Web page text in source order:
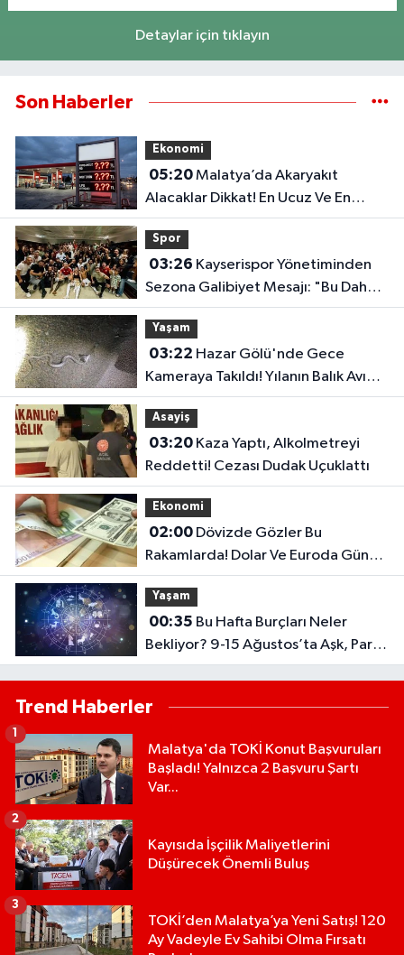
Detaylar için tıklayın
Son Haberler
Ekonomi
05:20Malatya’da Akaryakıt
Alacaklar Dikkat! En Ucuz Ve En
Pahalı İlçe Belli Oldu
Spor
03:26
Sezona Galibiyet Mesajı: "Bu Daha
Başlangıç"
Yaşam
03:22
Kameraya Takıldı! Yılanın Balık Avı
Şaşırttı
Asayiş
03:20Kaza Yaptı, Alkolmetreyi
Reddetti! Cezası Dudak Uçuklattı
Ekonomi
02:00Dövizde Gözler Bu
Rakamlarda! Dolar Ve Euroda Günün
Fiyatları Belli Oldu
Yaşam
00:35
Bekliyor? 9-15 Ağustos’ta Aşk, Para
Ve Kariyerde Şaşırtan Gelişmeler
Trend Haberler
Malatya'da TOKİ Konut Başvuruları
Başladı! Yalnızca 2 Başvuru Şartı
Var...
1
Kayısıda İşçilik Maliyetlerini
Düşürecek Önemli Buluş
2
TOKİ’den Malatya’ya Yeni Satış! 120
Ay Vadeyle Ev Sahibi Olma Fırsatı
3